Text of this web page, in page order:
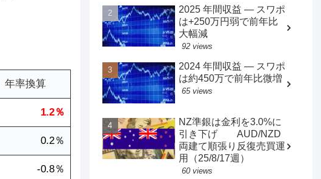
年率換算
1.2％
0.2％
-0.8％
2025 年間収益 — スワポ
は+250万円弱で前年比
大幅減
92 views
2024 年間収益 — スワポ
は約450万で前年比微増
65 views
NZ準銀は金利を3.0%に
引き下げ AUD/NZD
両建て順張り反復売買運
用（25/8/17週）
60 views